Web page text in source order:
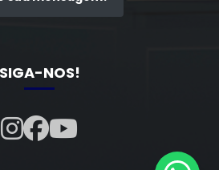
SIGA-NOS!